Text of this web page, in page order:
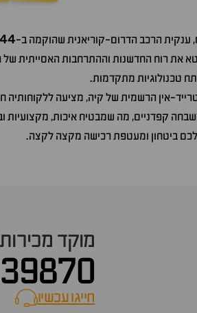
ענקית הרכב הדרום-קוריאנית שהוקמה ב-
את רוח החדשנות וההתרחבות האסייתית
טכנולוגיות מתקדמות.
אין הרשמית של קיה, מציעה ללקוחותיה
קפדניים, מה שמבטיח איכות,
ביטחון ומעטפת רכישה מקצה לקצה.
מוקד מכירות
חייגו עכשיוnow